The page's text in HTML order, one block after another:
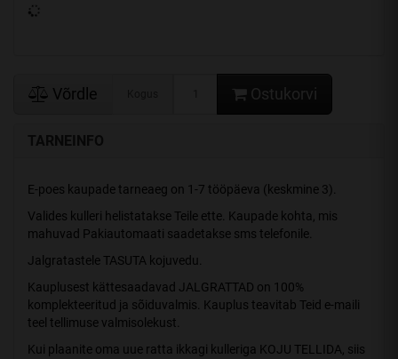
Võrdle Ostukorvi
TARNEINFO
E-poes kaupade tarneaeg on 1-7 tööpäeva (keskmine 3).
Valides kulleri helistatakse Teile ette. Kaupade kohta, mis
mahuvad Pakiautomaati saadetakse sms telefonile.
Jalgratastele TASUTA kojuvedu.
Kauplusest kättesaadavad JALGRATTAD on 100%
komplekteeritud ja sõiduvalmis. Kauplus teavitab Teid e-maili
teel tellimuse valmisolekust.
Kui plaanite oma uue ratta ikkagi kulleriga KOJU TELLIDA, siis